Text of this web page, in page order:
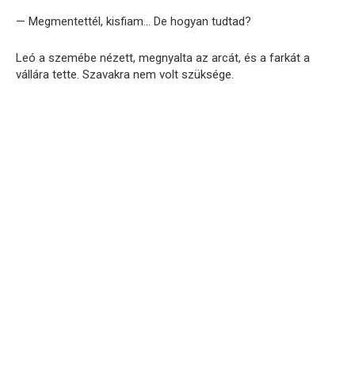
— Megmentettél, kisfiam… De hogyan tudtad?
Leó a szemébe nézett, megnyalta az arcát, és a farkát a
vállára tette. Szavakra nem volt szüksége.